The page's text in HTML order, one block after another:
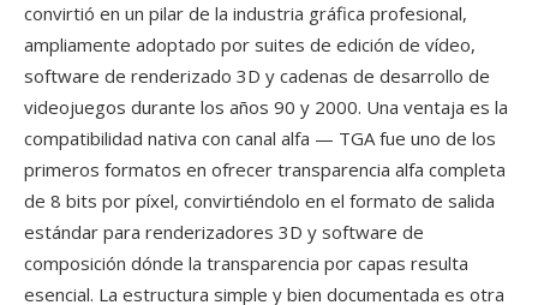
convirtió en un pilar de la industria gráfica profesional,
ampliamente adoptado por suites de edición de vídeo,
software de renderizado 3D y cadenas de desarrollo de
videojuegos durante los años 90 y 2000. Una ventaja es la
compatibilidad nativa con canal alfa — TGA fue uno de los
primeros formatos en ofrecer transparencia alfa completa
de 8 bits por píxel, convirtiéndolo en el formato de salida
estándar para renderizadores 3D y software de
composición dónde la transparencia por capas resulta
esencial. La estructura simple y bien documentada es otra